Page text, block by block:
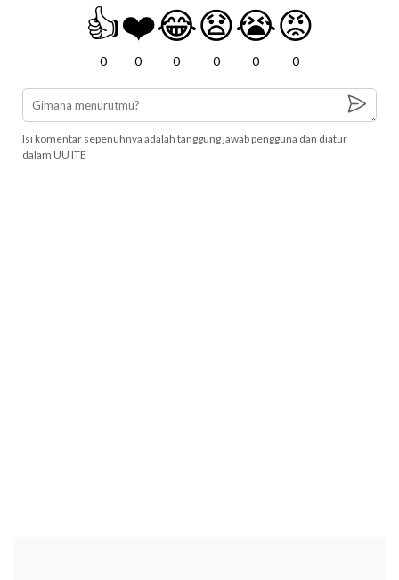
👍
0
❤️
0
😂
0
😧
0
😭
0
😡
0
Isi komentar sepenuhnya adalah tanggung jawab pengguna dan diatur
dalam UU ITE